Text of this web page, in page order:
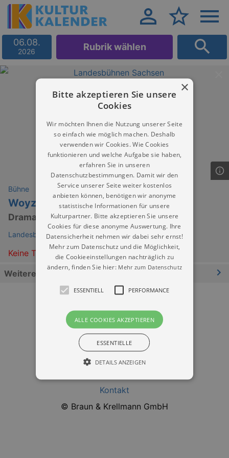
06.08.
2026 Rubrik wählen
Bühne
Woyzeck
Drama von Georg Büchner
Landesbühnen Sachsen
Keine Termine
Weitere Informationen
Datenschutz
Kontakt
© Braun & Krellmann GmbH
×
Bitte akzeptieren Sie unsere
Cookies
Wir möchten Ihnen die Nutzung unserer Seite
so einfach wie möglich machen. Deshalb
verwenden wir Cookies. Wie Cookies
funktionieren und welche Aufgabe sie haben,
erfahren Sie in unseren
Datenschutzbestimmungen. Damit wir den
Service unserer Seite weiter kostenlos
anbieten können, benötigen wir anonyme
statistische Informationen für unsere
Kulturpartner. Bitte akzeptieren Sie unsere
Cookies für diese anonyme Auswertung. Ihre
Datensicherheit nehmen wir dabei sehr ernst!
Mehr zum Datenschutz und die Möglichkeit,
die Cookieeinstellungen nachträglich zu
ändern, finden Sie hier: Mehr zum Datenschutz
ESSENTIELL PERFORMANCE
ALLE COOKIES AKZEPTIEREN
ESSENTIELLE
DETAILS ANZEIGEN